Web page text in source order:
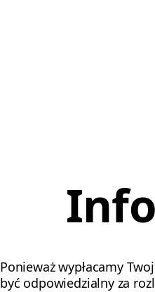
Ponieważ wypłacamy
być odpowiedzialny za